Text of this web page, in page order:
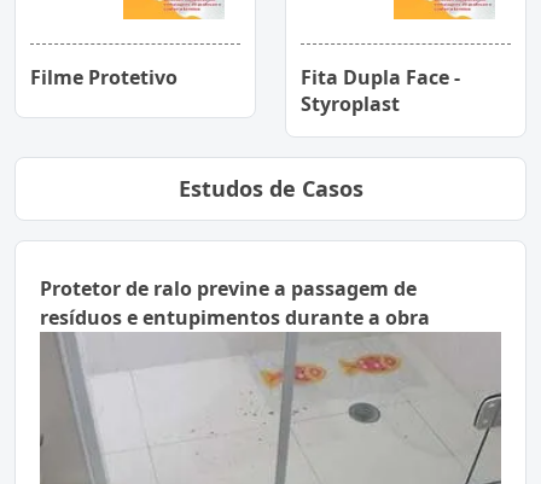
Filme Protetivo
Fita Dupla Face -
Styroplast
Estudos de Casos
Protetor de ralo previne a passagem de
resíduos e entupimentos durante a obra